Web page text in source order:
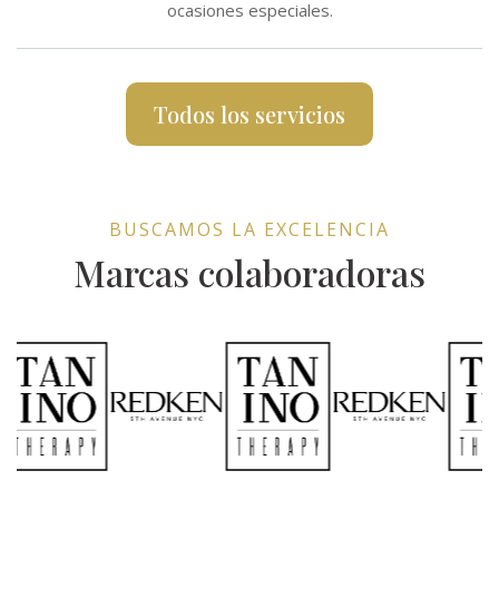
ocasiones especiales.
Todos los servicios
BUSCAMOS LA EXCELENCIA
Marcas colaboradoras